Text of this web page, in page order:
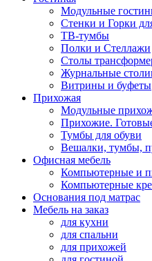
Модульные
Стенки и Горки
ТВ-тумбы
Полки и Стеллажи
Столы
Журнальные
Витрины и буфеты
Прихожая
Модульные
Прихожие.
Тумбы для обуви
Вешалки, тумбы,
Офисная мебель
Компьютерные и
Компьютерные
Основания под матрас
Мебель на заказ
для кухни
для спальни
для прихожей